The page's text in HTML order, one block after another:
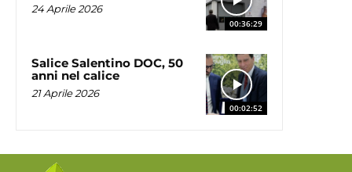
00:36:29
24 Aprile 2026
00:02:52
Salice Salentino DOC, 50
anni nel calice
21 Aprile 2026